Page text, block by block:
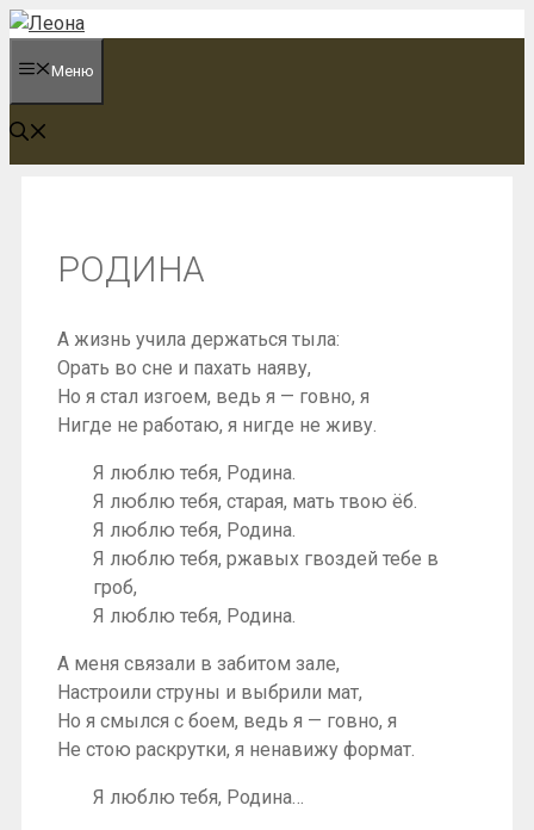
Перейти
содержимому
Меню
РОДИНА
А жизнь учила держаться тыла:
Орать во сне и пахать наяву,
Но я стал изгоем, ведь я — говно, я
Нигде не работаю, я нигде не живу.
Я люблю тебя, Родина.
Я люблю тебя, старая, мать твою ёб.
Я люблю тебя, Родина.
Я люблю тебя, ржавых гвоздей тебе в
гроб,
Я люблю тебя, Родина.
А меня связали в забитом зале,
Настроили струны и выбрили мат,
Но я смылся с боем, ведь я — говно, я
Не стою раскрутки, я ненавижу формат.
Я люблю тебя, Родина…